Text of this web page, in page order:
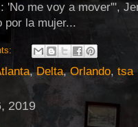
'No me voy a mover'",
por la mujer...
,Delta,Orlando, tsa
2019